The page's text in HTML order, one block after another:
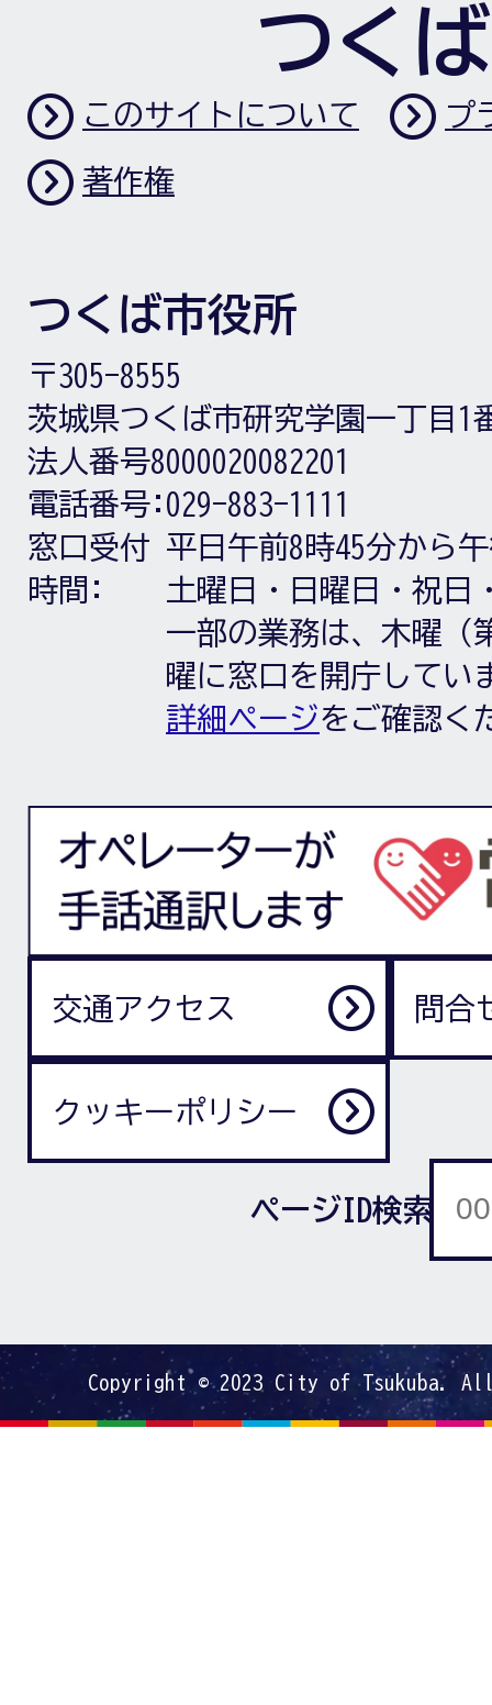
つく
このサイトについて プ
著作権
つくば市役所
〒305-8555
茨城県つくば市研究学園一丁目1
法人番号8000020082201
電話番号: 029-883-1111
窓口受付
時間:
平日午前8時45分から
土曜日・日曜日・祝日
一部の業務は、木曜（
曜に窓口を開庁してい
詳細ページをご確認く
交通アクセス 問合
クッキーポリシー
ページID検索
Copyright © 2023 City of Tsukuba.